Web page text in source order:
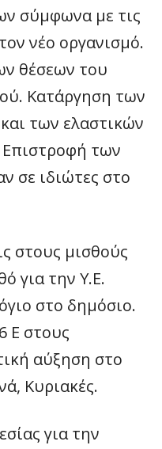
σύμφωνα με τις
νέο οργανισμό.
θέσεων του
Κατάργηση των
των ελαστικών
των
σε ιδιώτες στο
στους μισθούς
για την Υ.Ε.
στο δημόσιο.
Ε στους
αύξηση στο
Κυριακές.
για την